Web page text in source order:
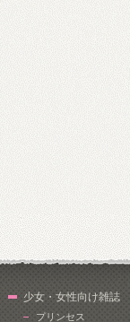
少女・女性向け雑誌
プリンセス